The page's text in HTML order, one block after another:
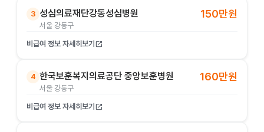
3 성심의료재단강동성심병원
서울 강동구
150만원
비급여 정보 자세히보기 open_in_new
4 한국보훈복지의료공단 중앙보훈병원
서울 강동구
160만원
비급여 정보 자세히보기 open_in_new